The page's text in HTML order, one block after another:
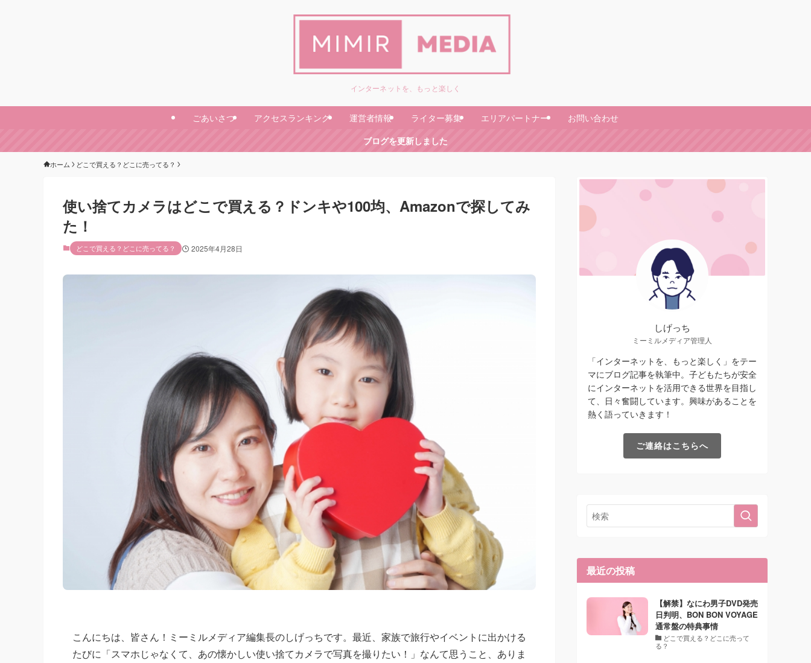
インターネットを、もっと楽しく
ごあいさつ アクセスランキング 運営者情報 ライター募集 エリアパートナー
お問い合わせ
ブログを更新しました
ホーム どこで買える？どこに売ってる？
使い捨てカメラはどこで買える？ドンキや100均、Amazonで探してみ
た！
どこで買える？どこに売ってる？ 2025年4月28日
こんにちは、皆さん！ミーミルメディア編集長のしげっちです。最近、家族で旅行やイベントに出かける
たびに「スマホじゃなくて、あの懐かしい使い捨てカメラで写真を撮りたい！」なんて思うこと、ありま
しげっち
ミーミルメディア管理人
「インターネットを、もっと楽しく」をテー
マにブログ記事を執筆中。子どもたちが安全
にインターネットを活用できる世界を目指し
て、日々奮闘しています。興味があることを
熱く語っていきます！
ご連絡はこちらへ
最近の投稿
【解禁】なにわ男子DVD発売
日判明、BON BON VOYAGE
通常盤の特典事情
どこで買える？どこに売って
る？